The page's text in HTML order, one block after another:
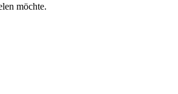
möchte.